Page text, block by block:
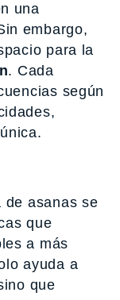
una
embargo,
para la
. Cada
según
de asanas se
que
a más
ayuda a
que